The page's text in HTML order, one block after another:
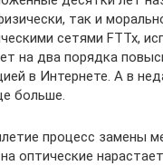
так и
сетями FTTx,
на два порядка
в Интернете. А в
больше.
процесс замены
оптические